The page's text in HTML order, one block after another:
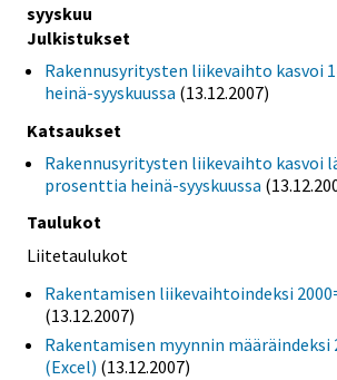
syyskuu
Julkistukset
Rakennusyritysten liikevaihto kasvoi
heinä-syyskuussa (13.12.2007)
Katsaukset
Rakennusyritysten liikevaihto kasvoi
prosenttia heinä-syyskuussa
Taulukot
Liitetaulukot
Rakentamisen liikevaihtoindeksi
(13.12.2007)
Rakentamisen myynnin määräindeksi
(Excel) (13.12.2007)